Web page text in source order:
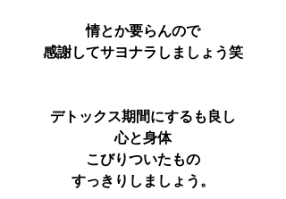
情とか要らんので
感謝してサヨナラしましょう笑
デトックス期間にするも良し
心と身体
こびりついたもの
すっきりしましょう。